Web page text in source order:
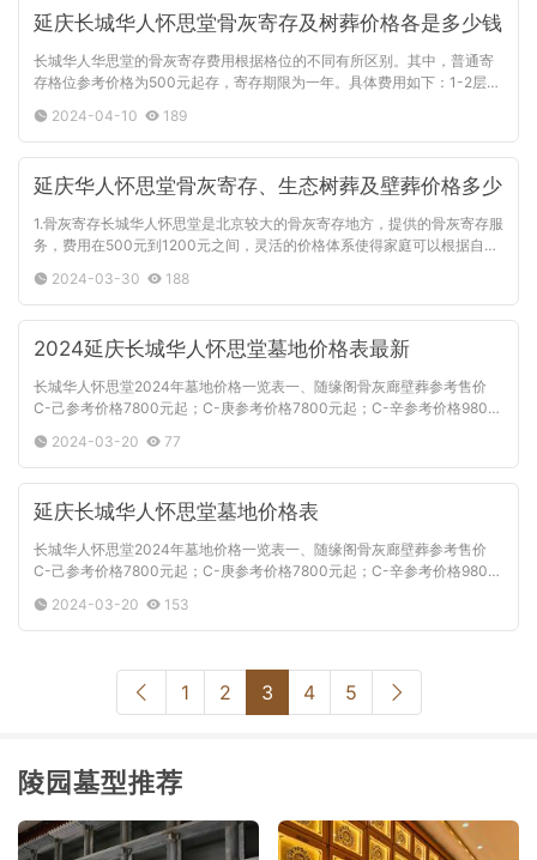
延庆长城华人怀思堂骨灰寄存及树葬价格各是多少钱
长城华人华思堂的骨灰寄存费用根据格位的不同有所区别。其中，普通寄
存格位参考价格为500元起存，寄存期限为一年。具体费用如下：1-2层：
供选择，
2024-04-10 189
延庆华人怀思堂骨灰寄存、生态树葬及壁葬价格多少
1.骨灰寄存长城华人怀思堂是北京较大的骨灰寄存地方，提供的骨灰寄存服
务，费用在500元到1200元之间，灵活的价格体系使得家庭可以根据自身
2024-03-30 188
2024延庆长城华人怀思堂墓地价格表最新
长城华人怀思堂2024年墓地价格一览表一、随缘阁骨灰廊壁葬参考售价
C-己参考价格7800元起；C-庚参考价格7800元起；C-辛参考价格9800
位（塔位）参考价格
2024-03-20 77
延庆长城华人怀思堂墓地价格表
长城华人怀思堂2024年墓地价格一览表一、随缘阁骨灰廊壁葬参考售价
C-己参考价格7800元起；C-庚参考价格7800元起；C-辛参考价格9800
位（塔位）参考价格
2024-03-20 153
1 2 3 4 5
陵园墓型推荐